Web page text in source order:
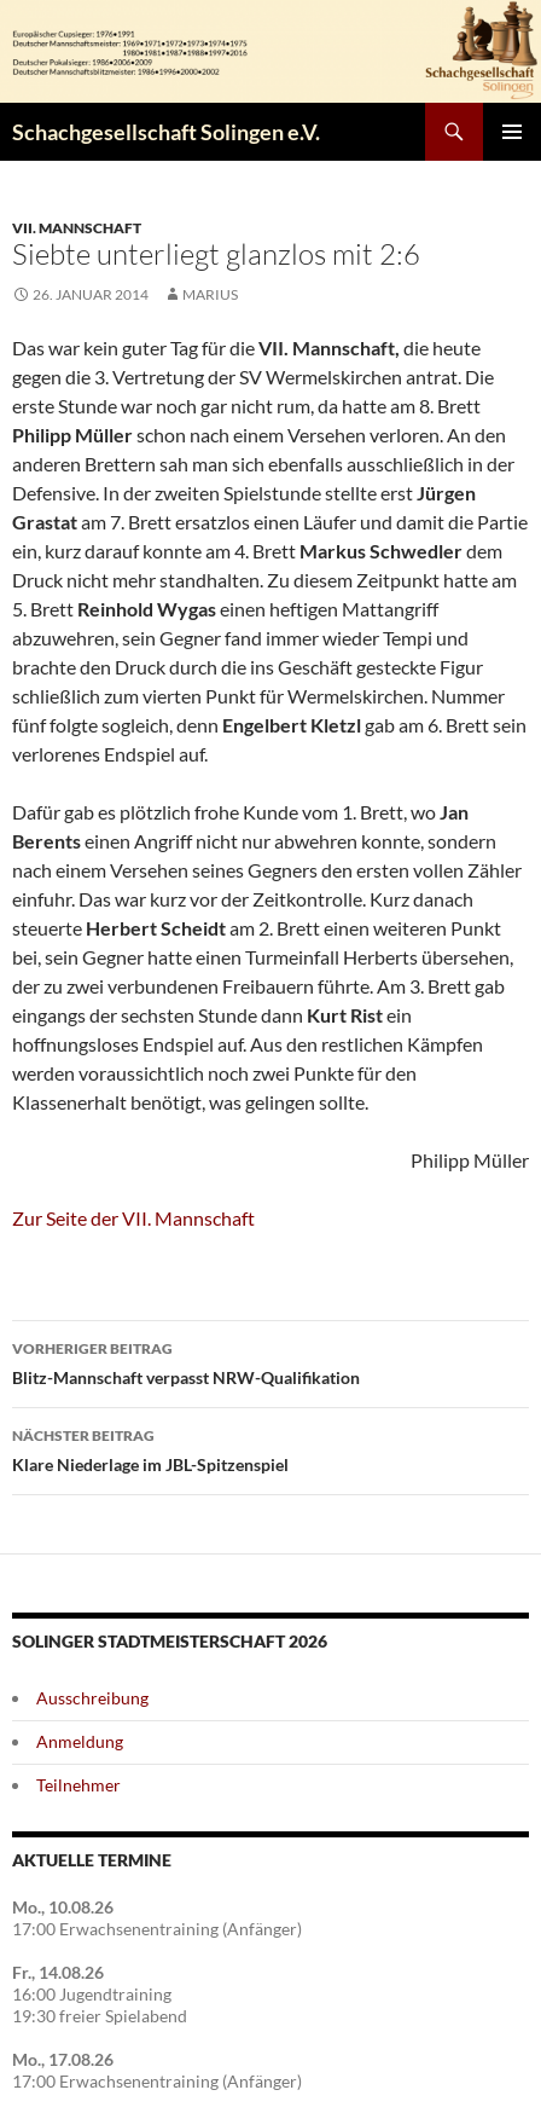
Inhalt
springen
Schachgesellschaft Solingen e.V.
VII. MANNSCHAFT
Siebte unterliegt glanzlos mit 2:6
26. JANUAR 2014 MARIUS
Das war kein guter Tag für dieVII. Mannschaft, die heute
gegen die 3. Vertretung der SV Wermelskirchen antrat. Die
erste Stunde war noch gar nicht rum, da hatte am 8. Brett
Philipp Müllerschon nach einem Versehen verloren. An den
anderen Brettern sah man sich ebenfalls ausschließlich in der
Defensive. In der zweiten Spielstunde stellte erstJürgen
Grastatam 7. Brett ersatzlos einen Läufer und damit die Partie
ein, kurz darauf konnte am 4. Brett Markus Schwedlerdem
Druck nicht mehr standhalten. Zu diesem Zeitpunkt hatte am
5. Brett Reinhold Wygaseinen heftigen Mattangriff
abzuwehren, sein Gegner fand immer wieder Tempi und
brachte den Druck durch die ins Geschäft gesteckte Figur
schließlich zum vierten Punkt für Wermelskirchen. Nummer
fünf folgte sogleich, denn Engelbert Kletzlgab am 6. Brett sein
verlorenes Endspiel auf.
Dafür gab es plötzlich frohe Kunde vom 1. Brett, woJan
Berentseinen Angriff nicht nur abwehren konnte, sondern
nach einem Versehen seines Gegners den ersten vollen Zähler
einfuhr. Das war kurz vor der Zeitkontrolle. Kurz danach
steuerte Herbert Scheidtam 2. Brett einen weiteren Punkt
bei, sein Gegner hatte einen Turmeinfall Herberts übersehen,
der zu zwei verbundenen Freibauern führte. Am 3. Brett gab
eingangs der sechsten Stunde dann Kurt Ristein
hoffnungsloses Endspiel auf. Aus den restlichen Kämpfen
werden voraussichtlich noch zwei Punkte für den
Klassenerhalt benötigt, was gelingen sollte.
Philipp Müller
Zur Seite der VII. Mannschaft
Beitragsnavigation
VORHERIGER BEITRAG
Blitz-Mannschaft verpasst NRW-Qualifikation
NÄCHSTER BEITRAG
Klare Niederlage im JBL-Spitzenspiel
SOLINGER STADTMEISTERSCHAFT 2026
Ausschreibung
Anmeldung
Teilnehmer
AKTUELLE TERMINE
Mo., 10.08.26
17:00 Erwachsenentraining (Anfänger)
Fr., 14.08.26
16:00 Jugendtraining
19:30 freier Spielabend
Mo., 17.08.26
17:00 Erwachsenentraining (Anfänger)